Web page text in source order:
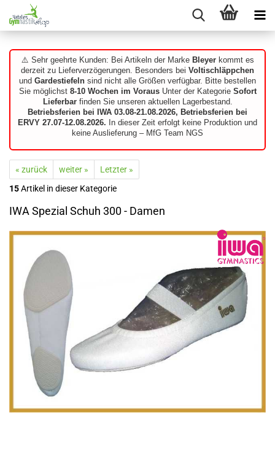
⚠️ Sehr geehrte Kunden: Bei Artikeln der Marke Bleyerkommt es
derzeit zu Lieferverzögerungen. Besonders bei Voltischläppchen
und Gardestiefeln sind nicht alle Größen verfügbar. Bitte bestellen
Sie möglichst 8-10 Wochen im VorausUnter der Kategorie Sofort
Lieferbarfinden Sie unseren aktuellen Lagerbestand.
Betriebsferien bei IWA 03.08-21.08.2026, Betriebsferien bei
ERVY 27.07-12.08.2026. In dieser Zeit erfolgt keine Produktion und
keine Auslieferung – MfG Team NGS
« zurück weiter »
Letzter »
15Artikel in dieser Kategorie
IWA Spezial Schuh 300 - Damen